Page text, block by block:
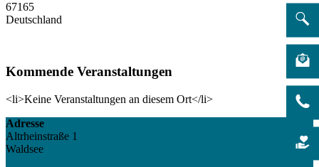
67165
Deutschland
Kommende Veranstaltungen
<li>Keine Veranstaltungen an diesem Ort</li>
Adresse
Altrheinstraße 1
Waldsee